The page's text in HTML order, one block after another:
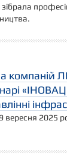
зібрала
компаній
2025